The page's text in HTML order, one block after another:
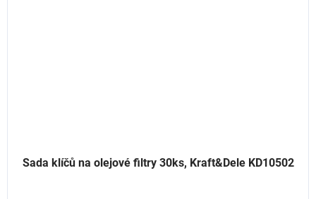
Sada klíčů na olejové filtry 30ks, Kraft&Dele KD10502